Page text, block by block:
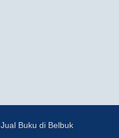
Jual Buku di Belbuk